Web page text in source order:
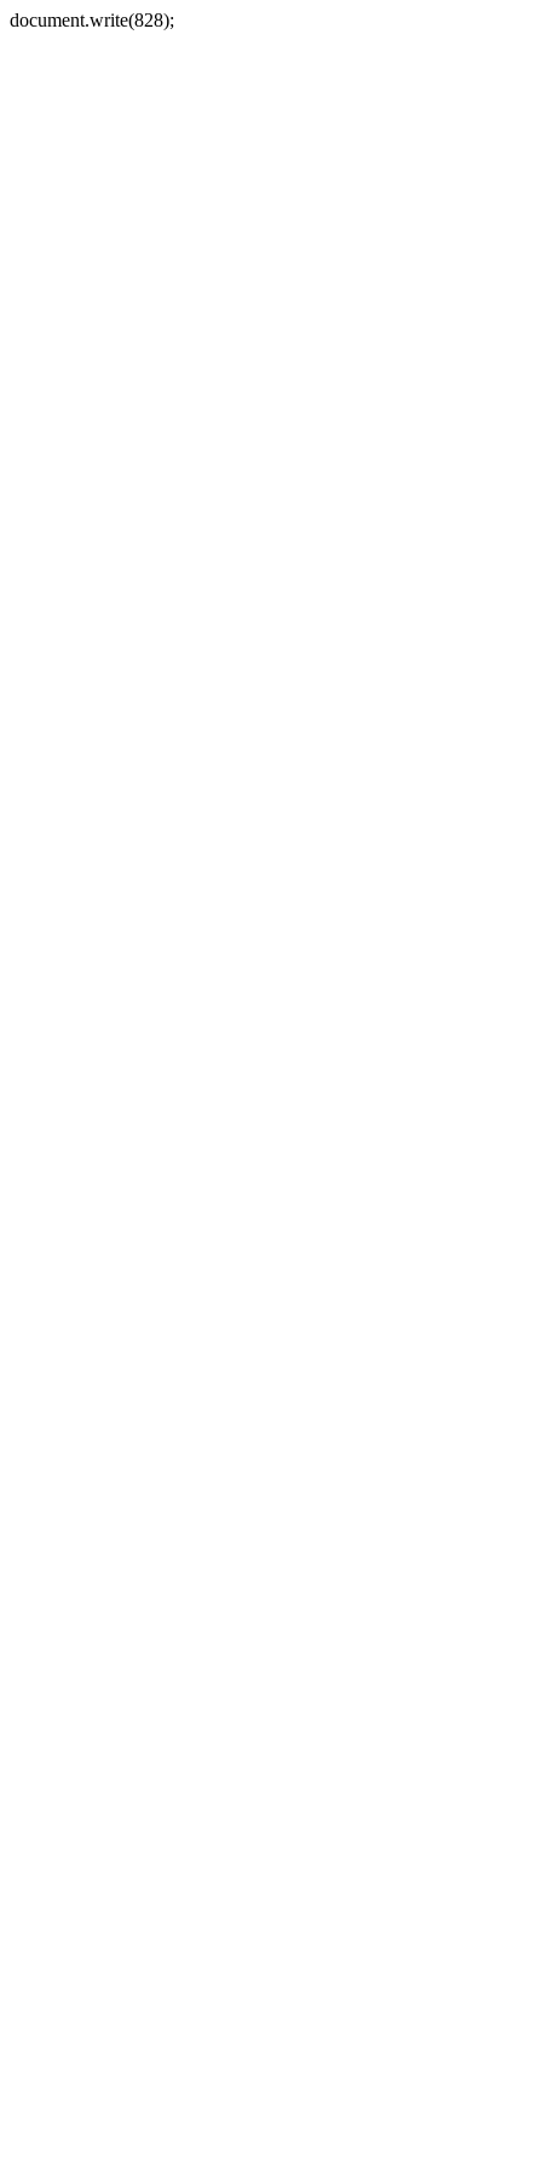
document.write(828);